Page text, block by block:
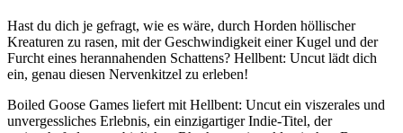
Hast du dich je gefragt, wie es wäre, durch Horden höllischer
Kreaturen zu rasen, mit der Geschwindigkeit einer Kugel und der
Furcht eines herannahenden Schattens? Hellbent: Uncut lädt dich
ein, genau diesen Nervenkitzel zu erleben!
Boiled Goose Games liefert mit Hellbent: Uncut ein viszerales und
unvergessliches Erlebnis, ein einzigartiger Indie-Titel, der